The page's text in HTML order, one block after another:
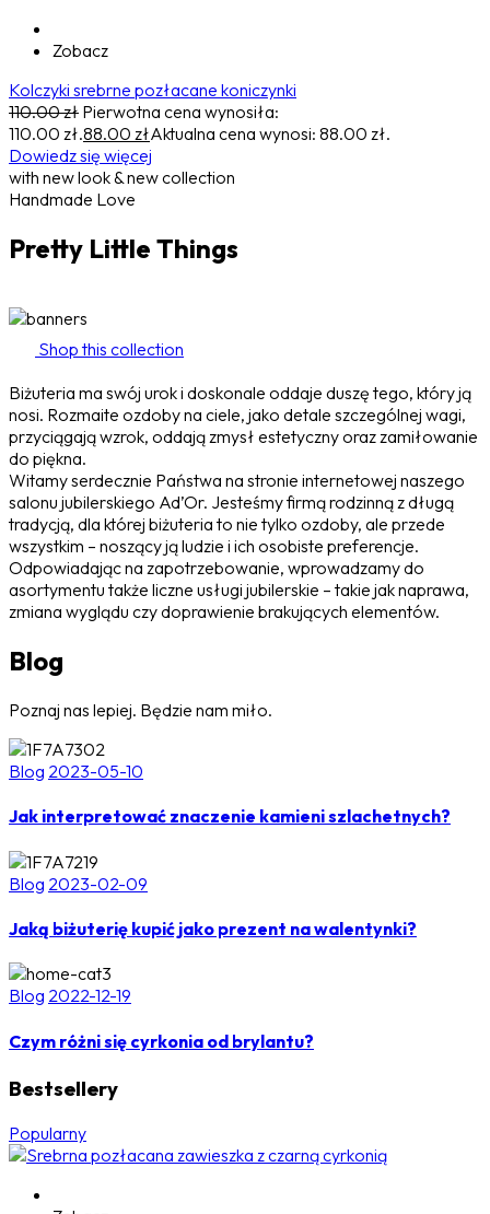
Zobacz
Kolczyki srebrne pozłacane koniczynki
110.00zł Pierwotna cena wynosiła:
110.00 zł.88.00 złAktualna cena wynosi: 88.00 zł.
Dowiedz się więcej
with new look & new collection
Handmade Love
Pretty Little Things
Shop this collection
Biżuteria ma swój urok i doskonale oddaje duszę tego, który ją
nosi. Rozmaite ozdoby na ciele, jako detale szczególnej wagi,
przyciągają wzrok, oddają zmysł estetyczny oraz zamiłowanie
do piękna.
Witamy serdecznie Państwa na stronie internetowej naszego
salonu jubilerskiego Ad’Or. Jesteśmy firmą rodzinną z długą
tradycją, dla której biżuteria to nie tylko ozdoby, ale przede
wszystkim – noszący ją ludzie i ich osobiste preferencje.
Odpowiadając na zapotrzebowanie, wprowadzamy do
asortymentu także liczne usługi jubilerskie – takie jak naprawa,
zmiana wyglądu czy doprawienie brakujących elementów.
Blog
Poznaj nas lepiej. Będzie nam miło.
Blog 2023-05-10
Jak interpretować znaczenie kamieni szlachetnych?
Blog 2023-02-09
Jaką biżuterię kupić jako prezent na walentynki?
Blog 2022-12-19
Czym różni się cyrkonia od brylantu?
Bestsellery
Popularny